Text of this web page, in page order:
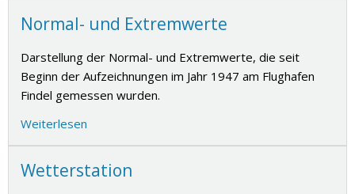
Normal- und Extremwerte
Darstellung der Normal- und Extremwerte, die seit
Beginn der Aufzeichnungen im Jahr 1947 am Flughafen
Findel gemessen wurden.
Weiterlesen
Wetterstation